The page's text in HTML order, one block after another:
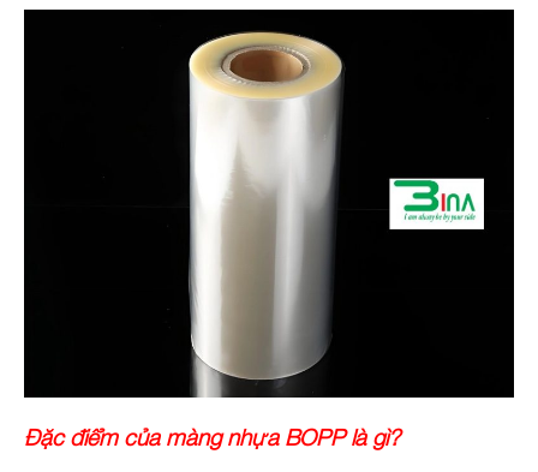
Đặc điểm của màng nhựa BOPP là gì?